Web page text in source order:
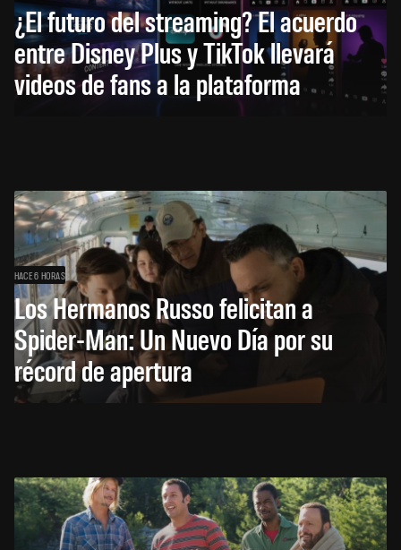
¿El futuro del streaming? El acuerdo
entre Disney Plus y TikTok llevará
videos de fans a la plataforma
HACE 6 HORAS
Los Hermanos Russo felicitan a
Spider-Man: Un Nuevo Día por su
récord de apertura